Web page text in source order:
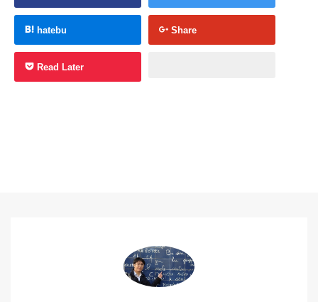
hatebu Share
Read Later